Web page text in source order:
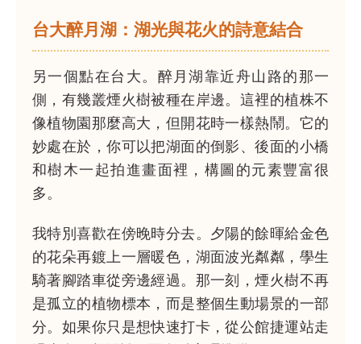
台大醉月湖：湖光與花火的詩意結合
另一個點在台大。醉月湖靠近舟山路的那一
側，有幾叢煙火樹被種在岸邊。這裡的植株不
像植物園那麼高大，但開花時一樣熱鬧。它的
妙處在於，你可以把湖面的倒影、後面的小橋
和樹木一起拍進畫面裡，構圖的元素豐富很
多。
我特別喜歡在傍晚時分去。夕陽的餘暉給金色
的花朵再鍍上一層暖色，湖面波光粼粼，學生
騎著腳踏車從旁邊經過。那一刻，煙火樹不再
是孤立的植物標本，而是整個生動場景的一部
分。如果你只是想快速打卡，從公館捷運站走